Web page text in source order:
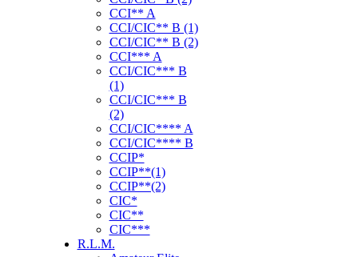
CCI** A
CCI/CIC** B (1)
CCI/CIC** B (2)
CCI*** A
CCI/CIC*** B
(1)
CCI/CIC*** B
(2)
CCI/CIC**** A
CCI/CIC**** B
CCIP*
CCIP**(1)
CCIP**(2)
CIC*
CIC**
CIC***
R.L.M.